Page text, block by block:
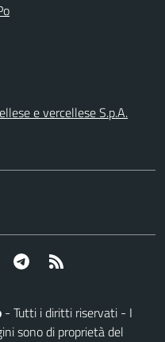
e vercellese S.p.A.
Facebook Telegram
- Tutti i diritti riservati - I
sono di proprietà del